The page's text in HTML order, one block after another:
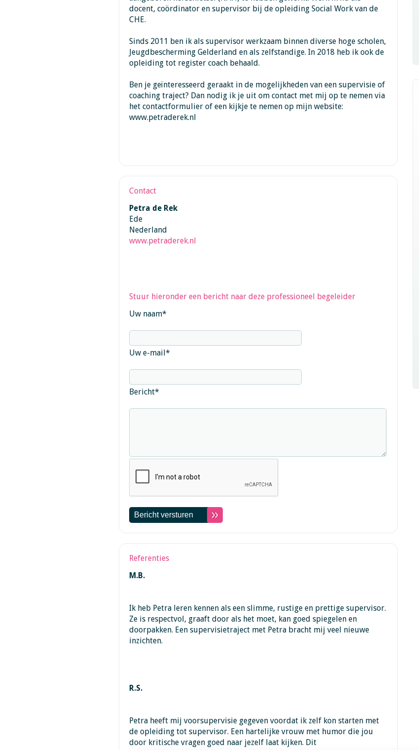
docent, coördinator en supervisor bij de opleiding Social Work van de
CHE.
Sinds 2011 ben ik als supervisor werkzaam binnen diverse hoge scholen,
Jeugdbescherming Gelderland en als zelfstandige. In 2018 heb ik ook de
opleiding tot register coach behaald.
Ben je geïnteresseerd geraakt in de mogelijkheden van een supervisie of
coaching traject? Dan nodig ik je uit om contact met mij op te nemen via
het contactformulier of een kijkje te nemen op mijn website:
www.petraderek.nl
Contact
Petra de Rek
Ede
Nederland
www.petraderek.nl
Stuur hieronder een bericht naar deze professioneel begeleider
Uw naam*
Uw e-mail*
Bericht*
Referenties
M.B.
Ik heb Petra leren kennen als een slimme, rustige en prettige supervisor.
Ze is respectvol, graaft door als het moet, kan goed spiegelen en
doorpakken. Een supervisietraject met Petra bracht mij veel nieuwe
inzichten.
R.S.
Petra heeft mij voorsupervisie gegeven voordat ik zelf kon starten met
de opleiding tot supervisor. Een hartelijke vrouw met humor die jou
door kritische vragen goed naar jezelf laat kijken. Dit